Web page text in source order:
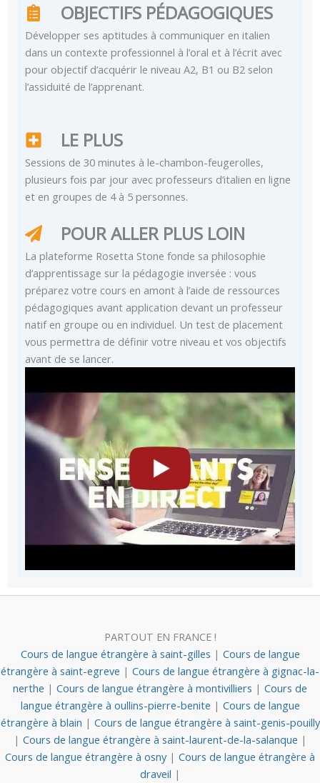
OBJECTIFS PÉDAGOGIQUES
Développer ses aptitudes à communiquer en italien
dans un contexte professionnel à l’oral et à l’écrit avec
pour objectif d’acquérir le niveau A2, B1 ou B2 selon
l’assiduité de l’apprenant.
LE PLUS
Sessions de 30 minutes à le-chambon-feugerolles,
plusieurs fois par jour avec professeurs d’italien en ligne
et en groupes de 4 à 5 personnes.
POUR ALLER PLUS LOIN
La plateforme Rosetta Stone fonde sa philosophie
d’apprentissage sur la pédagogie inversée : vous
préparez votre cours en amont à l’aide de ressources
pédagogiques avant application devant un professeur
natif en groupe ou en individuel. Un test de placement
vous permettra de définir votre niveau et vos objectifs
avant de se lancer.
PARTOUT EN FRANCE !
Cours de langue étrangère à saint-gilles | Cours de langue
étrangère à saint-egreve | Cours de langue étrangère à gignac-la-
nerthe | Cours de langue étrangère à montivilliers | Cours de
langue étrangère à oullins-pierre-benite | Cours de langue
étrangère à blain | Cours de langue étrangère à saint-genis-pouilly
| Cours de langue étrangère à saint-laurent-de-la-salanque |
Cours de langue étrangère à osny | Cours de langue étrangère à
draveil |